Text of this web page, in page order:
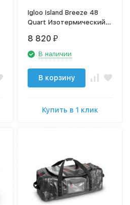
Igloo Island Breeze 48
Quart Изотермический
8 820 ₽
В наличии
В корзину
Купить в 1 клик